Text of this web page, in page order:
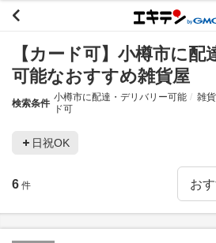
【カード可】小樽市に
可能なおすすめ雑貨屋
検索条件
小樽市に配達・デリバリー可能 雑貨
ド可
日祝OK
6 件